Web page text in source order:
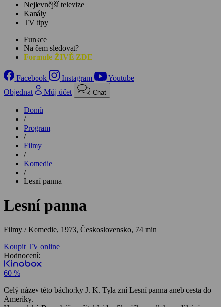
Nejlevnější televize
Kanály
TV tipy
Funkce
Na čem sledovat?
Formule ŽIVĚ ZDE
Facebook Instagram
Youtube
Objednat
Můj účet Chat
Domů
/
Program
/
Filmy
/
Komedie
/
Lesní panna
Lesní panna
Filmy / Komedie, 1973, Československo, 74 min
Koupit TV online
Hodnocení:
60 %
Celý název této báchorky J. K. Tyla zní Lesní panna aneb cesta do
Ameriky.